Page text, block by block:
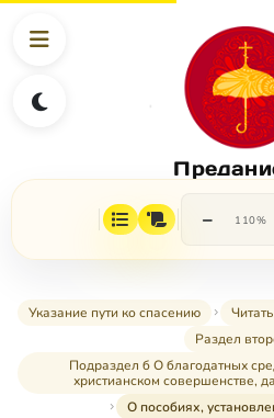
− 110%
Указание пути ко спасению
Раздел
Подраздел б О благодатных
христианском совершенстве,
О пособиях,